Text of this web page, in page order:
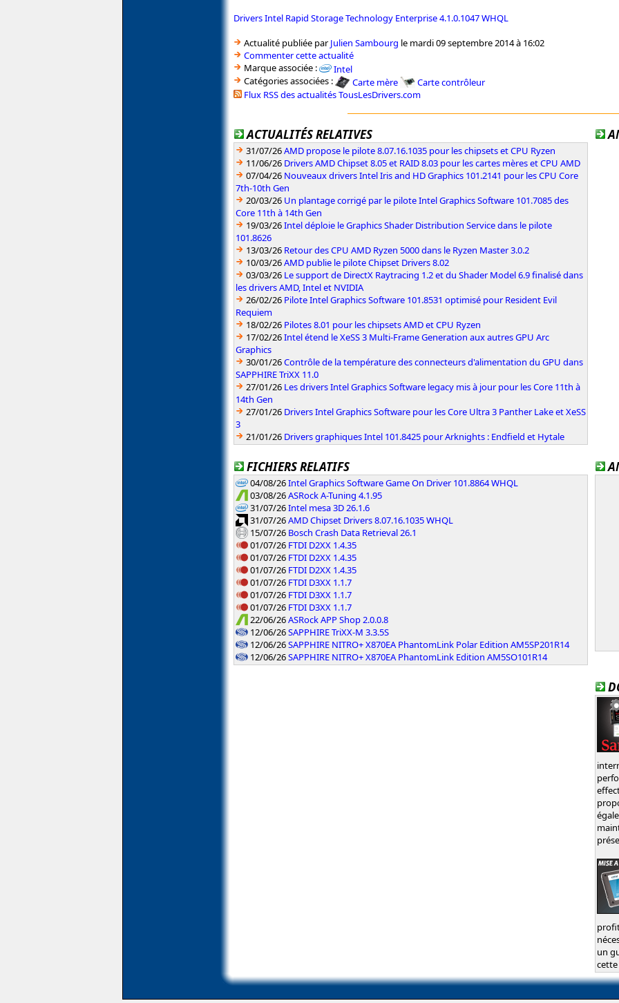
Drivers Intel Rapid Storage Technology Enterprise 4.1.0.1047 WHQL
Actualité publiée parJulien Sambourg le mardi 09 septembre 2014 à 16:02
Commenter cette actualité
Marque associée :
Intel
Catégories associées :
Carte mère
Carte contrôleur
Flux RSS des actualités TousLesDrivers.com
ACTUALITÉS RELATIVES
31/07/26AMD propose le pilote 8.07.16.1035 pour les chipsets et CPU Ryzen
11/06/26 Drivers AMD Chipset 8.05 et RAID 8.03 pour les cartes mères et CPU AMD
07/04/26 Nouveaux drivers Intel Iris and HD Graphics 101.2141 pour les CPU Core
7th-10th Gen
20/03/26 Un plantage corrigé par le pilote Intel Graphics Software 101.7085 des
Core 11th à 14th Gen
19/03/26Intel déploie le Graphics Shader Distribution Service dans le pilote
101.8626
13/03/26 Retour des CPU AMD Ryzen 5000 dans le Ryzen Master 3.0.2
10/03/26AMD publie le pilote Chipset Drivers 8.02
03/03/26 Le support de DirectX Raytracing 1.2 et du Shader Model 6.9 finalisé dans
les drivers AMD, Intel et NVIDIA
26/02/26 Pilote Intel Graphics Software 101.8531 optimisé pour Resident Evil
Requiem
18/02/26 Pilotes 8.01 pour les chipsets AMD et CPU Ryzen
17/02/26Intel étend le XeSS 3 Multi-Frame Generation aux autres GPU Arc
Graphics
30/01/26Contrôle de la température des connecteurs d'alimentation du GPU dans
SAPPHIRE TriXX 11.0
27/01/26 Les drivers Intel Graphics Software legacy mis à jour pour les Core 11th à
14th Gen
27/01/26 Drivers Intel Graphics Software pour les Core Ultra 3 Panther Lake et XeSS
3
21/01/26 Drivers graphiques Intel 101.8425 pour Arknights : Endfield et Hytale
FICHIERS RELATIFS
04/08/26Intel Graphics Software Game On Driver 101.8864 WHQL
03/08/26ASRock A-Tuning 4.1.95
31/07/26Intel mesa 3D 26.1.6
31/07/26AMD Chipset Drivers 8.07.16.1035 WHQL
15/07/26 Bosch Crash Data Retrieval 26.1
01/07/26 FTDI D2XX 1.4.35
01/07/26 FTDI D2XX 1.4.35
01/07/26 FTDI D2XX 1.4.35
01/07/26 FTDI D3XX 1.1.7
01/07/26 FTDI D3XX 1.1.7
01/07/26 FTDI D3XX 1.1.7
22/06/26ASRock APP Shop 2.0.0.8
12/06/26SAPPHIRE TriXX-M 3.3.5S
12/06/26SAPPHIRE NITRO+ X870EA PhantomLink Polar Edition AM5SP201R14
12/06/26SAPPHIRE NITRO+ X870EA PhantomLink Edition AM5SO101R14
un